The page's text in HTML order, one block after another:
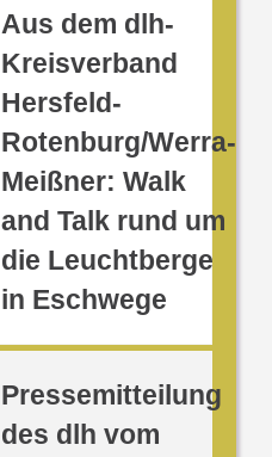
Aus dem dlh-
Kreisverband
Hersfeld-
Rotenburg/Werra-
Meißner: Walk
and Talk rund um
die Leuchtberge
in Eschwege
Pressemitteilung
des dlh vom